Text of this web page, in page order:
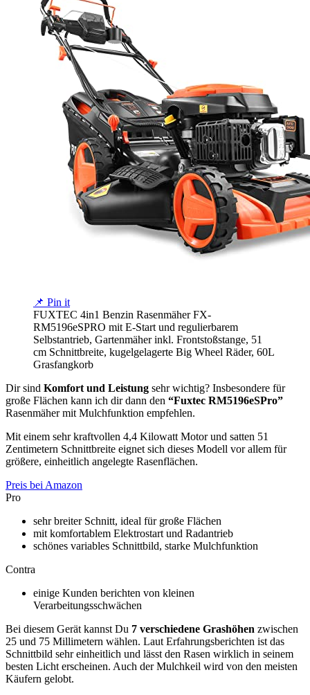
📌 Pin it
FUXTEC 4in1 Benzin Rasenmäher FX-
RM5196eSPRO mit E-Start und regulierbarem
Selbstantrieb, Gartenmäher inkl. Frontstoßstange, 51
cm Schnittbreite, kugelgelagerte Big Wheel Räder, 60L
Grasfangkorb
Dir sind Komfort und Leistung sehr wichtig? Insbesondere für
große Flächen kann ich dir dann den “Fuxtec RM5196eSPro”
Rasenmäher mit Mulchfunktion empfehlen.
Mit einem sehr kraftvollen 4,4 Kilowatt Motor und satten 51
Zentimetern Schnittbreite eignet sich dieses Modell vor allem für
größere, einheitlich angelegte Rasenflächen.
Preis bei Amazon
Pro
sehr breiter Schnitt, ideal für große Flächen
mit komfortablem Elektrostart und Radantrieb
schönes variables Schnittbild, starke Mulchfunktion
Contra
einige Kunden berichten von kleinen
Verarbeitungsschwächen
Bei diesem Gerät kannst Du 7 verschiedene Grashöhen zwischen
25 und 75 Millimetern wählen. Laut Erfahrungsberichten ist das
Schnittbild sehr einheitlich und lässt den Rasen wirklich in seinem
besten Licht erscheinen. Auch der Mulchkeil wird von den meisten
Käufern gelobt.